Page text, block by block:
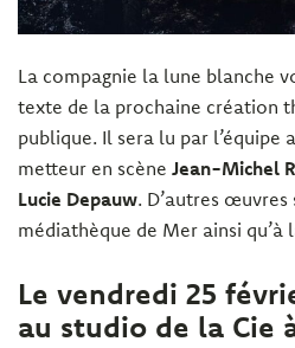
La compagnie la lune blanche
texte de la prochaine création
publique. Il sera lu par l’équipe
metteur en scène Jean-Michel
Lucie Depauw. D’autres
médiathèque de Mer ainsi
Le vendredi 25
au studio de la Cie